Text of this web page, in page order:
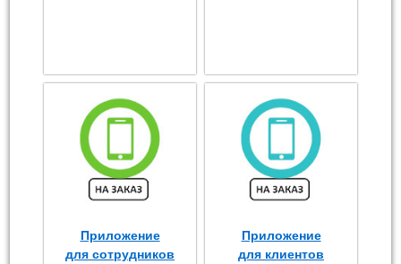
Приложение
для сотрудников
Приложение
для клиентов